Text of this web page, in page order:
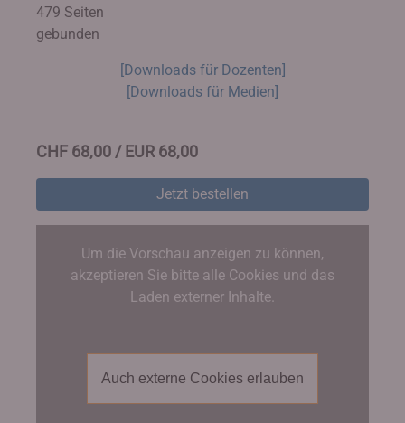
479 Seiten
gebunden
[Downloads für Dozenten]
[Downloads für Medien]
CHF 68,00 / EUR 68,00
Jetzt bestellen
Um die Vorschau anzeigen zu können,
akzeptieren Sie bitte alle Cookies und das
Laden externer Inhalte.
Auch externe Cookies erlauben